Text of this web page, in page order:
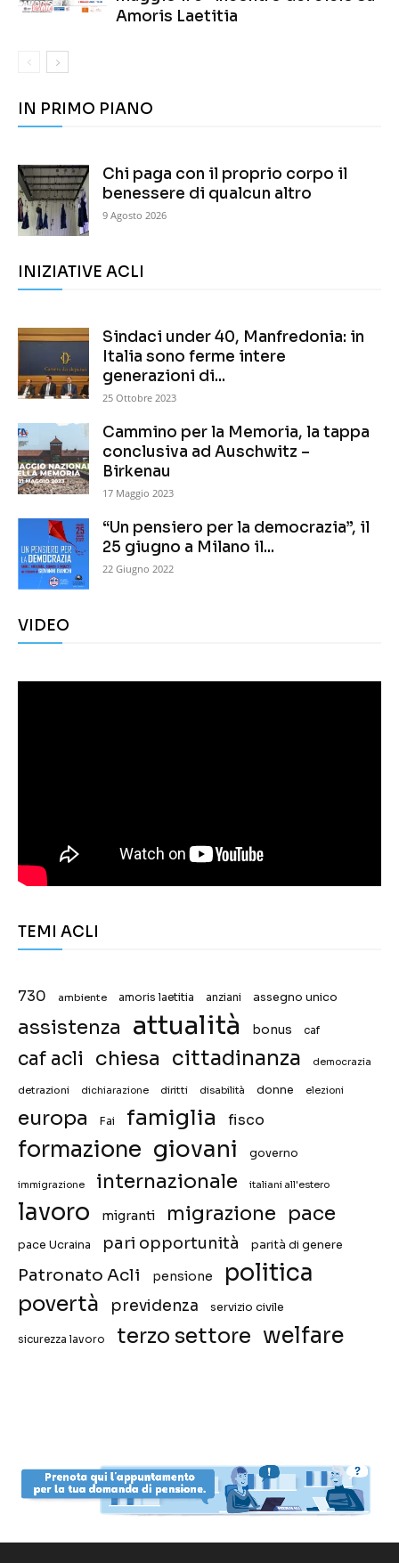
Amoris Laetitia
IN PRIMO PIANO
Chi paga con il proprio corpo il
benessere di qualcun altro
9 Agosto 2026
INIZIATIVE ACLI
Sindaci under 40, Manfredonia: in
Italia sono ferme intere
generazioni di...
25 Ottobre 2023
Cammino per la Memoria, la tappa
conclusiva ad Auschwitz –
Birkenau
17 Maggio 2023
“Un pensiero per la democrazia”, il
25 giugno a Milano il...
22 Giugno 2022
VIDEO
TEMI ACLI
730 ambiente amoris laetitia anziani assegno unico
assistenza attualità bonus caf
caf acli chiesa cittadinanza democrazia
detrazioni dichiarazione diritti disabilità donne elezioni
europa Fai famiglia fisco
formazione giovani governo
immigrazione internazionale italiani all'estero
lavoro migranti migrazione pace
pace Ucraina pari opportunità parità di genere
Patronato Acli pensione politica
povertà previdenza servizio civile
sicurezza lavoro terzo settore welfare